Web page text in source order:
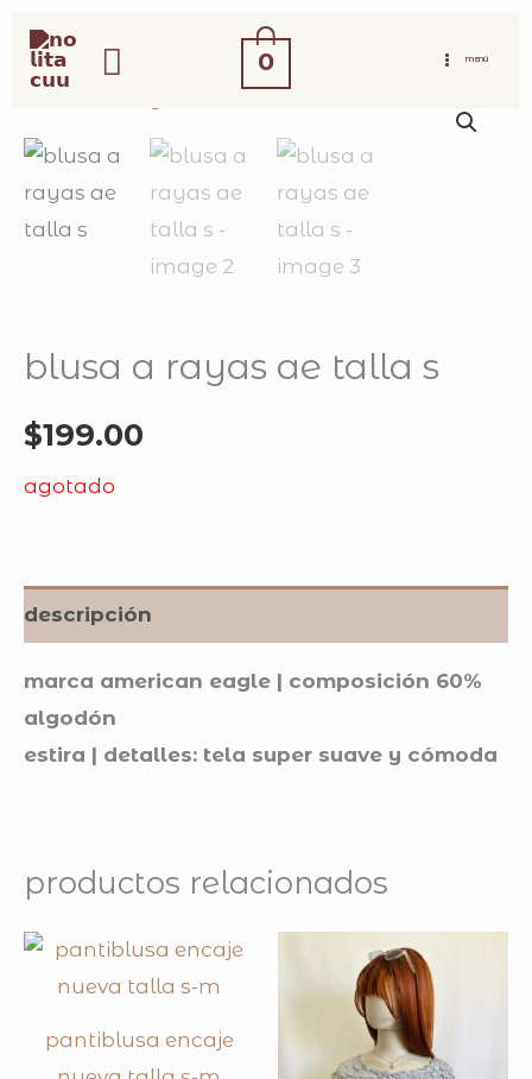
contenido
buscar 0 MENÚ
blusa a rayas ae talla s
$199.00
agotado
descripción
marca american eagle | composición 60%
algodón
estira | detalles: tela super suave y cómoda
productos relacionados
pantiblusa encaje